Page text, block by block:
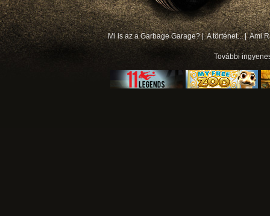
Mi is az a Garbage Garage? |A történet... |Ami
További